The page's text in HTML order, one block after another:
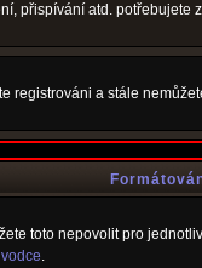
přispívání atd.
registrováni a stále
toto nepovolit pro
.